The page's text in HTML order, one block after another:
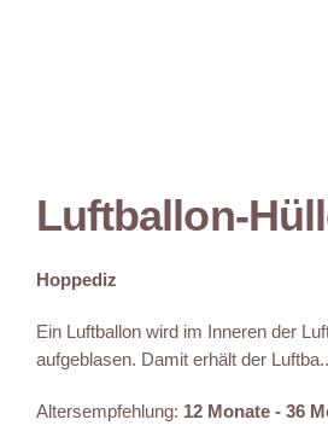
Luftballon-
Hoppediz
Ein Luftballon wird im Inneren der
aufgeblasen. Damit erhält der
Altersempfehlung: 12 Monate - 36